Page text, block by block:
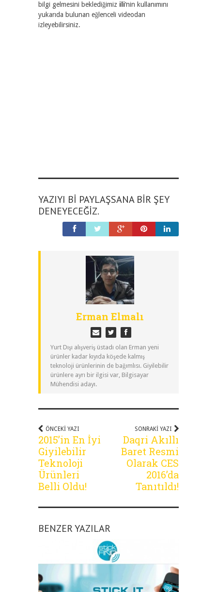
bilgi gelmesini beklediğimiz ili‘nin kullanımını
yukarıda bulunan eğlenceli videodan
izleyebilirsiniz.
YAZIYI BI PAYLAŞSANA BIR ŞEY
DENEYECEĞIZ.
Erman Elmalı
Yurt Dışı alışveriş üstadı olan Erman yeni
ürünler kadar kıyıda köşede kalmış
teknoloji ürünlerinin de bağımlısı. Giyilebilir
ürünlere ayrı bir ilgisi var, Bilgisayar
Mühendisi adayı.
ÖNCEKI YAZI
2015’in En İyi
Giyilebilir
Teknoloji
Ürünleri
Belli Oldu!
SONRAKI YAZI
Daqri Akıllı
Baret Resmi
Olarak CES
2016’da
Tanıtıldı!
BENZER YAZILAR